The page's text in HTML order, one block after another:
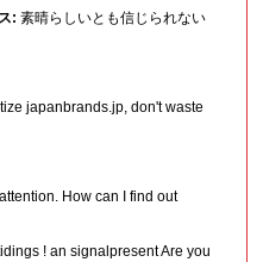
: 素晴らしいとも信じられない
japanbrands.jp, don't waste
How can I find out
! an signalpresent Are you